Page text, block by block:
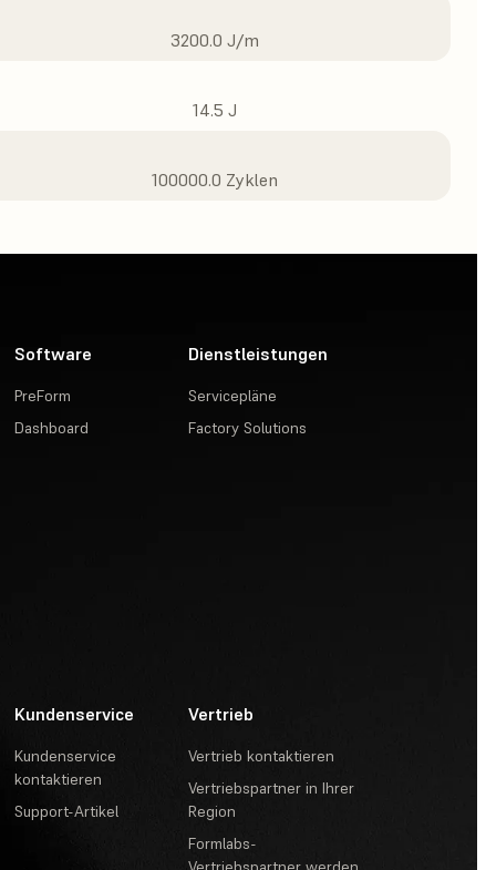
3200.0 J/m
14.5 J
100000.0 Zyklen
Software
PreForm
Dashboard
Dienstleistungen
Servicepläne
Factory Solutions
Kundenservice
Kundenservice
kontaktieren
Support-Artikel
Vertrieb
Vertrieb kontaktieren
Vertriebspartner in Ihrer
Region
Formlabs-